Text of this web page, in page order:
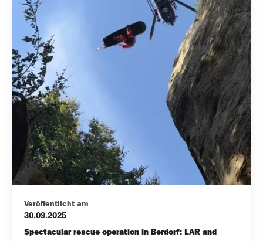
Veröffentlicht am
30.09.2025
Spectacular rescue operation in Berdorf: LAR and